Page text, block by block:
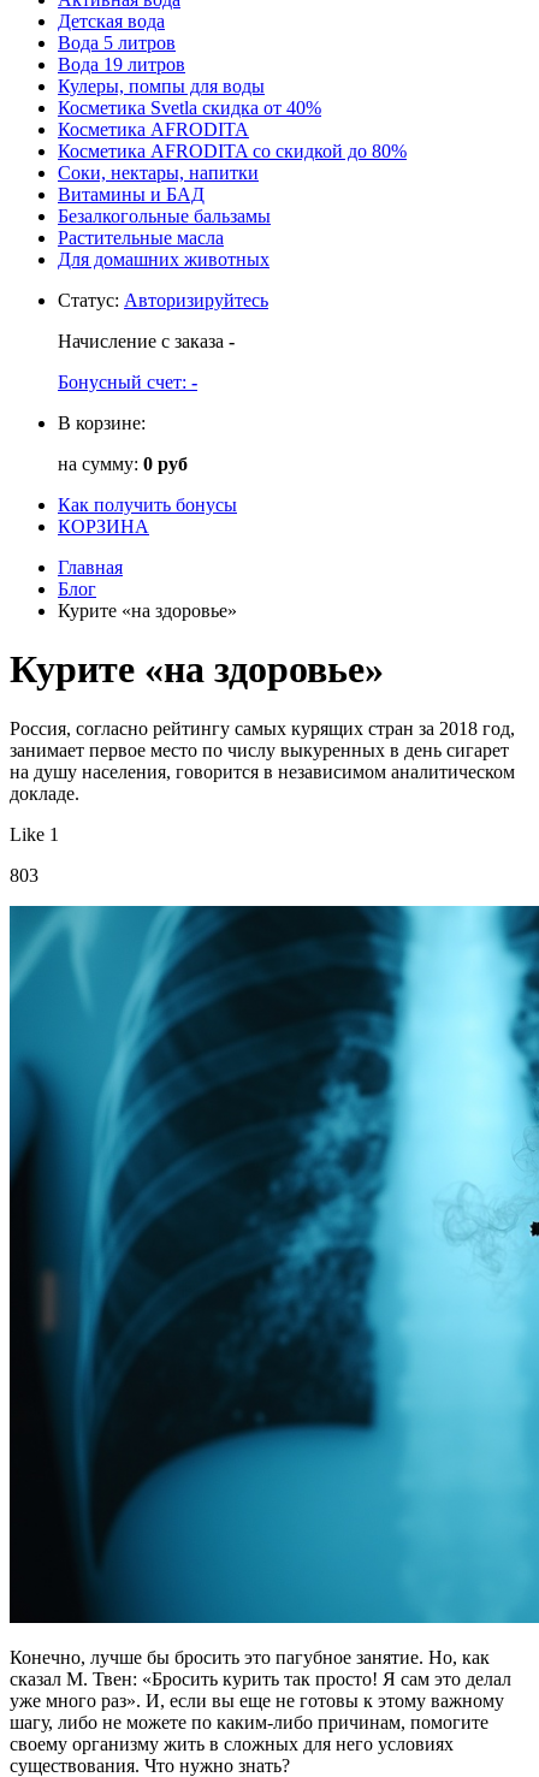
Детская вода
Вода 5 литров
Вода 19 литров
Кулеры, помпы для воды
Косметика Svetla скидка от 40%
Косметика AFRODITA
Косметика AFRODITA со скидкой до 80%
Соки, нектары, напитки
Витамины и БАД
Безалкогольные бальзамы
Растительные масла
Для домашних животных
Статус: Авторизируйтесь
Начисление с заказа -
Бонусный счет: -
В корзине:
на сумму: 0 руб
Как получить бонусы
КОРЗИНА
Главная
Блог
Курите «на здоровье»
Курите «на здоровье»
Россия, согласно рейтингу самых курящих стран за 2018 год,
занимает первое место по числу выкуренных в день сигарет
на душу населения, говорится в независимом аналитическом
докладе.
Like 1
803
Конечно, лучше бы бросить это пагубное занятие. Но, как
сказал М. Твен: «Бросить курить так просто! Я сам это делал
уже много раз». И, если вы еще не готовы к этому важному
шагу, либо не можете по каким-либо причинам, помогите
своему организму жить в сложных для него условиях
существования. Что нужно знать?